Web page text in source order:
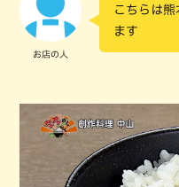
お店の人
こちらは
ます